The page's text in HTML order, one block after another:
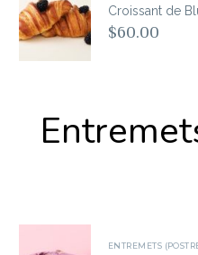
Croissant de
$60.00
ENTREMETS